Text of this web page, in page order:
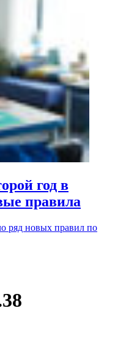
год в
правила
ряд новых правил по